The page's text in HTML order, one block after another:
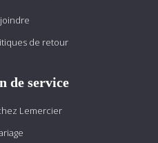
de retour
de service
Lemercier